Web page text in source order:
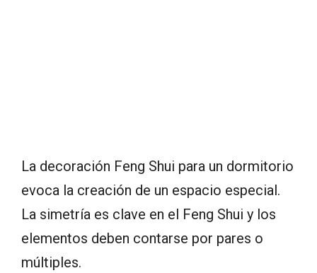
La decoración Feng Shui para un dormitorio
evoca la creación de un espacio especial.
La simetría es clave en el Feng Shui y los
elementos deben contarse por pares o
múltiples.